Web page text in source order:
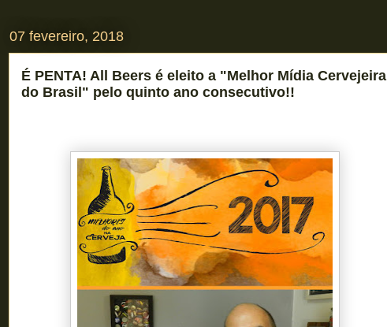
07 fevereiro, 2018
É PENTA! All Beers é eleito a "Melhor Mídia Cervejeira
do Brasil" pelo quinto ano consecutivo!!